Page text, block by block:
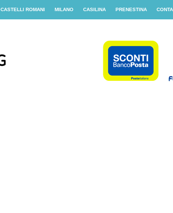
CASTELLI ROMANI MILANO CASILINA PRENESTINA